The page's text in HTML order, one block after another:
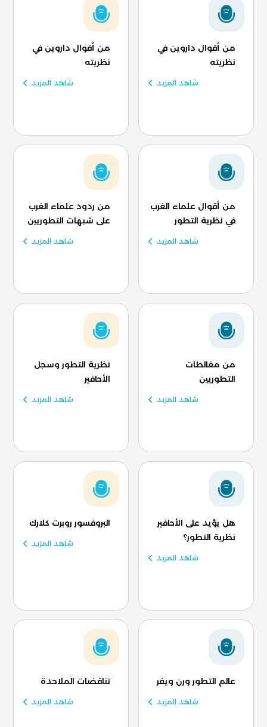
من أقوال داروين في
نظريته
شاهد المزيد
من أقوال داروين في
نظريته
شاهد المزيد
من أقوال علماء الغرب
في نظرية التطور
شاهد المزيد
من ردود علماء الغرب
على شبهات التطوريين
شاهد المزيد
من مغالطات
التطوريين
شاهد المزيد
نظرية التطور وسجل
الأحافير
شاهد المزيد
هل يؤيد على الأحافير
نظرية التطور؟
شاهد المزيد
البروفسور روبرت كلارك
شاهد المزيد
عالم التطور ورن ويفر
شاهد المزيد
تناقضات الملاحدة
شاهد المزيد